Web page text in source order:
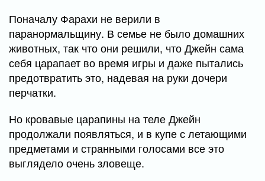
Поначалу Фарахи не верили в
паранормальщину. В семье не было домашних
животных, так что они решили, что Джейн сама
себя царапает во время игры и даже пытались
предотвратить это, надевая на руки дочери
перчатки.
Но кровавые царапины на теле Джейн
продолжали появляться, и в купе с летающими
предметами и странными голосами все это
выглядело очень зловеще.